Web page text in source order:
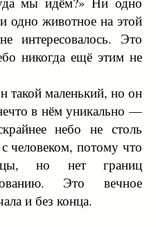
одно животное на этой
интересовалось. Это
никогда ещё этим не
такой маленький, но он
в нём уникально —
небо не столь
человеком, потому что
но нет границ
Это вечное
и без конца.